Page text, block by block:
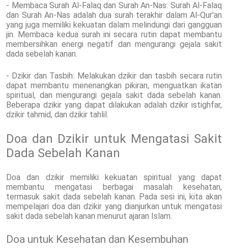
- Membaca Surah Al-Falaq dan Surah An-Nas: Surah Al-Falaq
dan Surah An-Nas adalah dua surah terakhir dalam Al-Qur'an
yang juga memiliki kekuatan dalam melindungi dari gangguan
jin. Membaca kedua surah ini secara rutin dapat membantu
membersihkan energi negatif dan mengurangi gejala sakit
dada sebelah kanan.
- Dzikir dan Tasbih: Melakukan dzikir dan tasbih secara rutin
dapat membantu menenangkan pikiran, menguatkan ikatan
spiritual, dan mengurangi gejala sakit dada sebelah kanan.
Beberapa dzikir yang dapat dilakukan adalah dzikir istighfar,
dzikir tahmid, dan dzikir tahlil.
Doa dan Dzikir untuk Mengatasi Sakit
Dada Sebelah Kanan
Doa dan dzikir memiliki kekuatan spiritual yang dapat
membantu mengatasi berbagai masalah kesehatan,
termasuk sakit dada sebelah kanan. Pada sesi ini, kita akan
mempelajari doa dan dzikir yang dianjurkan untuk mengatasi
sakit dada sebelah kanan menurut ajaran Islam.
Doa untuk Kesehatan dan Kesembuhan